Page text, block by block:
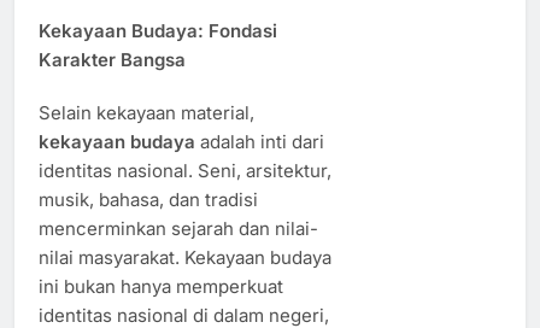
Kekayaan Budaya: Fondasi
Karakter Bangsa
Selain kekayaan material,
kekayaan budaya adalah inti dari
identitas nasional. Seni, arsitektur,
musik, bahasa, dan tradisi
mencerminkan sejarah dan nilai-
nilai masyarakat. Kekayaan budaya
ini bukan hanya memperkuat
identitas nasional di dalam negeri,